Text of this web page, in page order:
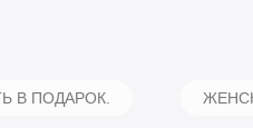
В ПОДАРОК.